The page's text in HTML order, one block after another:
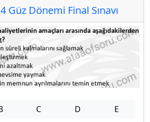
Güz Dönemi Final Sınavı
C D E